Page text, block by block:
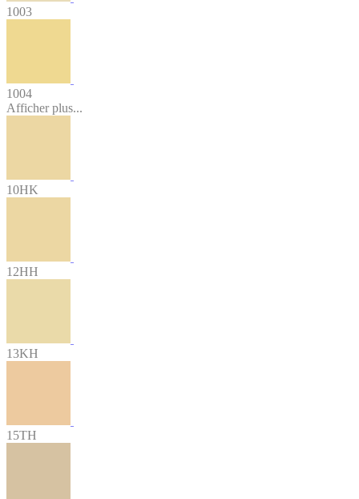
1003
1004
Afficher plus...
10HK
12HH
13KH
15TH